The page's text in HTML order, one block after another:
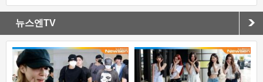
뉴스엔TV